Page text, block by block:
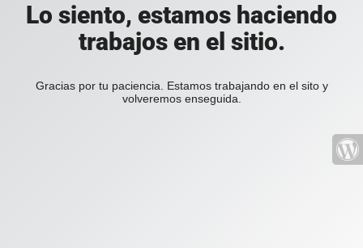
Lo siento, estamos haciendo
trabajos en el sitio.
Gracias por tu paciencia. Estamos trabajando en el sito y
volveremos enseguida.